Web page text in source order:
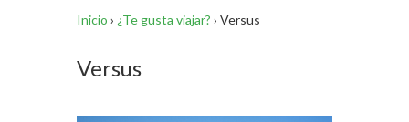
Inicio › ¿Te gusta viajar? › Versus
Versus